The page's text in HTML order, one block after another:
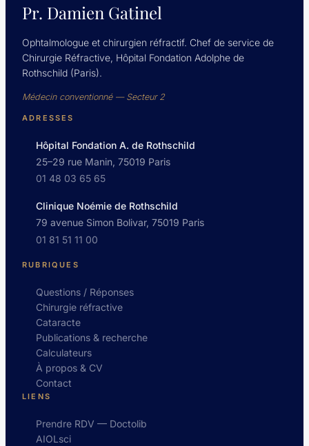
Pr. Damien Gatinel
Ophtalmologue et chirurgien réfractif. Chef de service de
Chirurgie Réfractive, Hôpital Fondation Adolphe de
Rothschild (Paris).
Médecin conventionné — Secteur 2
ADRESSES
Hôpital Fondation A. de Rothschild
25–29 rue Manin, 75019 Paris
01 48 03 65 65
Clinique Noémie de Rothschild
79 avenue Simon Bolivar, 75019 Paris
01 81 51 11 00
RUBRIQUES
Questions / Réponses
Chirurgie réfractive
Cataracte
Publications & recherche
Calculateurs
À propos & CV
Contact
LIENS
Prendre RDV — Doctolib
AIOLsci